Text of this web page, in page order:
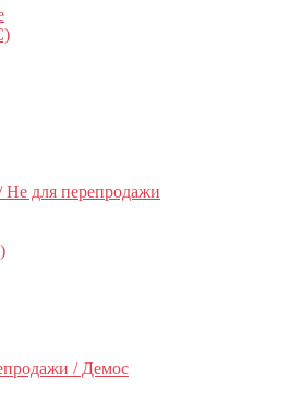
Не для перепродажи
/ Демос